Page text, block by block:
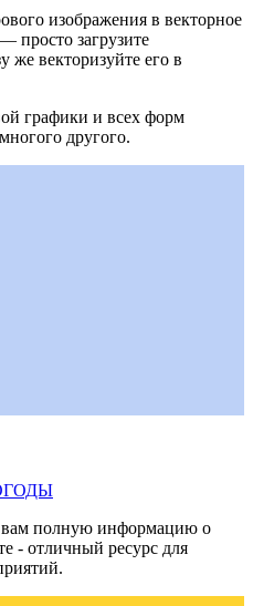
изображения в векторное
просто загрузите
же векторизуйте его в
графики и всех форм
другого.
вам полную информацию о
- отличный ресурс для